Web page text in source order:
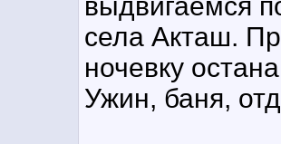
выдвигаемся
села Акташ.
ночевку
Ужин, баня,